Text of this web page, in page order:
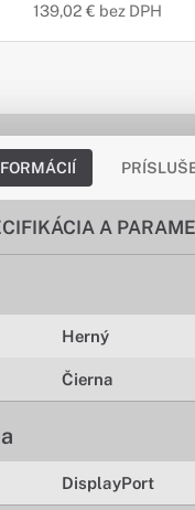
139,02 € bez DPH
A
Herný
Čierna
DisplayPort